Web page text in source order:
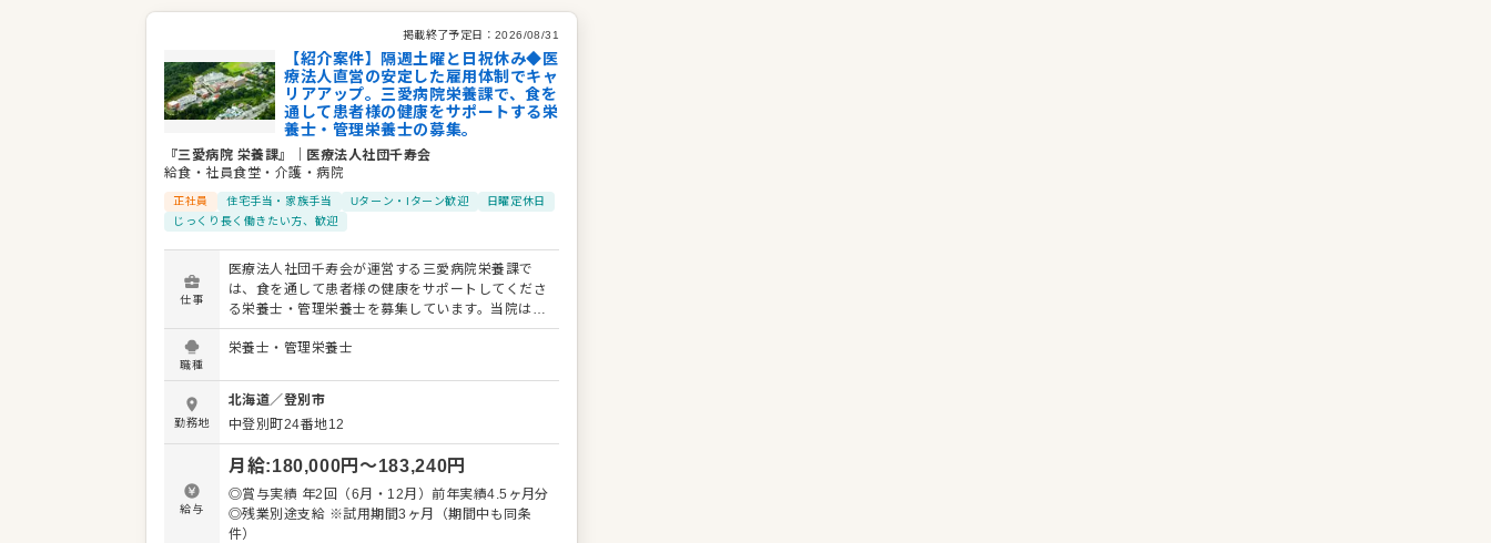
る気風を守っています。安心して長く活躍できる当法人で、あなたも一緒に働いてみませんか。
企業情報
業種／業態
給食・社員食堂・介護・病院
医療、福祉、保健事業
代表者
理事長・院長 千葉 泰二
事業所
北海道登別市中登別町 24番地12
掲載終了予定日： 2026/08/31
【紹介案件】隔週土曜と日祝休み◆医
療法人直営の安定した雇用体制でキャ
リアアップ。三愛病院栄養課で、食を
通して患者様の健康をサポートする栄
養士・管理栄養士の募集。
『三愛病院 栄養課』
医療法人社団千寿会
給食・社員食堂・介護・病院
正社員 住宅手当・家族手当 Uターン・Iターン歓迎
日曜定休日
じっくり長く働きたい方、歓迎
仕事
医療法人社団千寿会が運営する三愛病院栄養課で
は、食を通して患者様の健康をサポートしてくださ
る栄養士・管理栄養士を募集しています。当院は直
営での雇用を行っており、安定した雇用体制のもと
で、将来を見据えて着実にキャリアアップを目指せ
す。 具体的な業務内容を以下にまとめました。 ・
献立のチェック、栄養管理、食数管理等 ・入院患者
の栄養管理業務及び外来栄養指導等 ・その他、関
連する業務 三愛病院は、2026年3月6日付で日本医
療機能評価機構から機能種別版評価項目
3rdG（Ver.3.0）の認定を受けました。これは4度目
の更新であり、確かな医療体制を維持している証し
職種
栄養士・管理栄養士
勤務地
北海道／登別市
中登別町24番地12
給与
月給:180,000円〜183,240円
◎賞与実績 年2回（6月・12月）前年実績4.5ヶ月分
◎残業別途支給 ※試用期間3ヶ月（期間中も同条
件）